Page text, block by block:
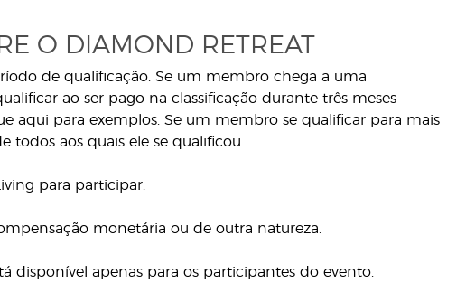
O DIAMOND RETREAT
de qualificação. Se um membro chega a uma
ao ser pago na classificação durante três meses
aqui para exemplos. Se um membro se qualificar para mais
aos quais ele se qualificou.
para participar.
monetária ou de outra natureza.
disponível apenas para os participantes do evento.